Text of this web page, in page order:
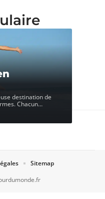
destination de
Chacun…
Sitemap